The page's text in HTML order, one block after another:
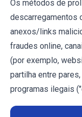
Os métodos de
descarregamentos
anexos/links
fraudes online,
(por exemplo,
partilha entre
programas ilegais